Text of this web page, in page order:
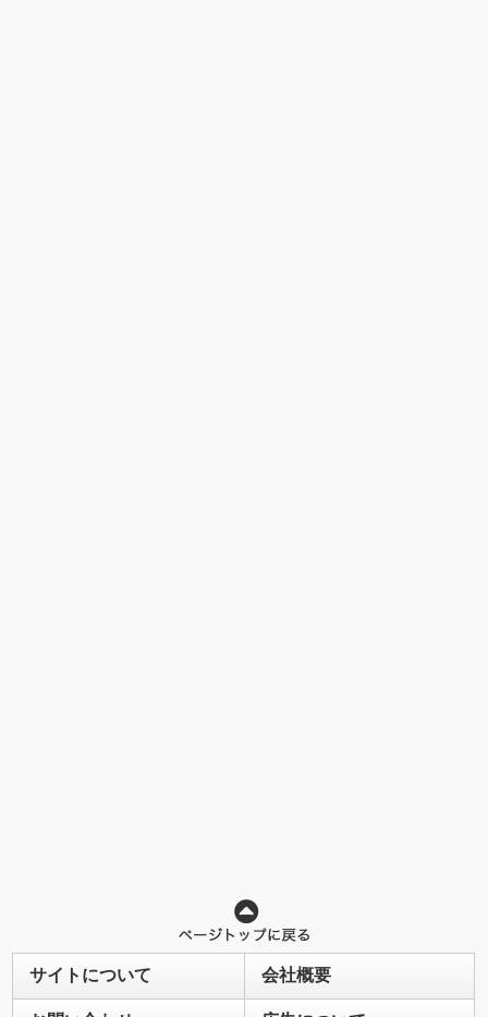
サイトについて 会社概要